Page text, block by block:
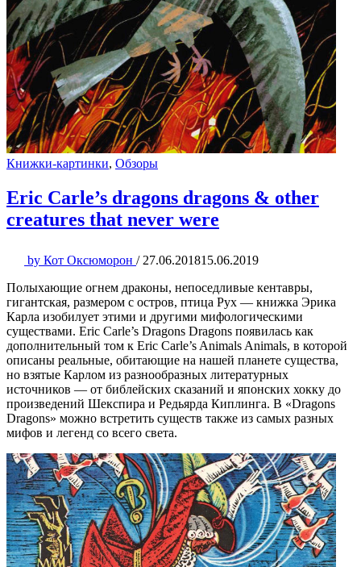
Книжки-картинки, Обзоры
Eric Carle’s dragons dragons & other
creatures that never were
by Кот Оксюморон / 27.06.201815.06.2019
Полыхающие огнем драконы, непоседливые кентавры,
гигантская, размером с остров, птица Рух — книжка Эрика
Карла изобилует этими и другими мифологическими
существами. Eric Carle’s Dragons Dragons появилась как
дополнительный том к Eric Carle’s Animals Animals, в которой
описаны реальные, обитающие на нашей планете существа,
но взятые Карлом из разнообразных литературных
источников — от библейских сказаний и японских хокку до
произведений Шекспира и Редьярда Киплинга. В «Dragons
Dragons» можно встретить существ также из самых разных
мифов и легенд со всего света.